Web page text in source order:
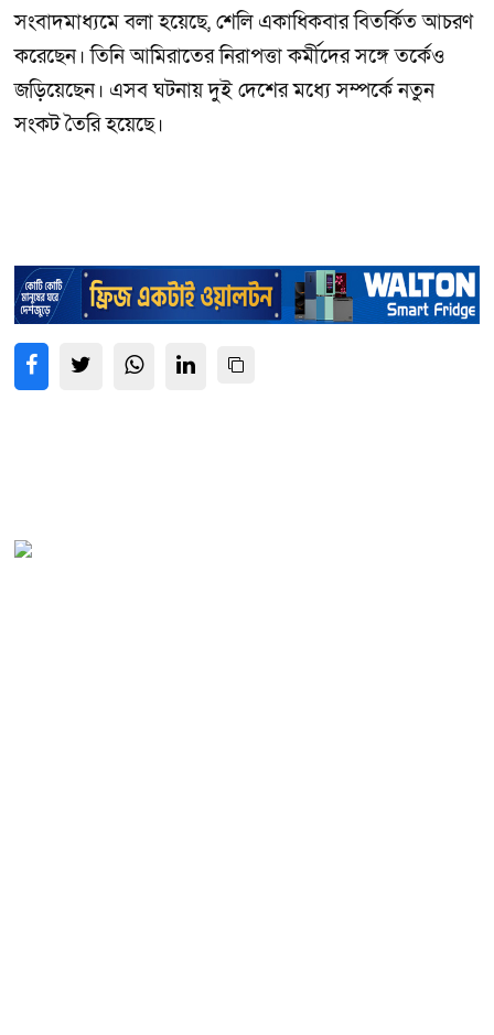
সংবাদমাধ্যমে বলা হয়েছে, শেলি একাধিকবার বিতর্কিত আচরণ
করেছেন। তিনি আমিরাতের নিরাপত্তা কর্মীদের সঙ্গে তর্কেও
জড়িয়েছেন। এসব ঘটনায় দুই দেশের মধ্যে সম্পর্কে নতুন
সংকট তৈরি হয়েছে।